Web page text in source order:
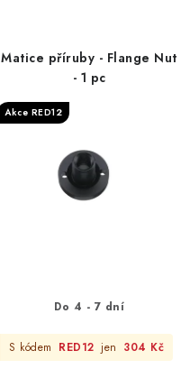
Matice příruby - Flange Nut
- 1 pc
Akce RED12
Do 4 - 7 dní
S kódem RED12 jen 304 Kč